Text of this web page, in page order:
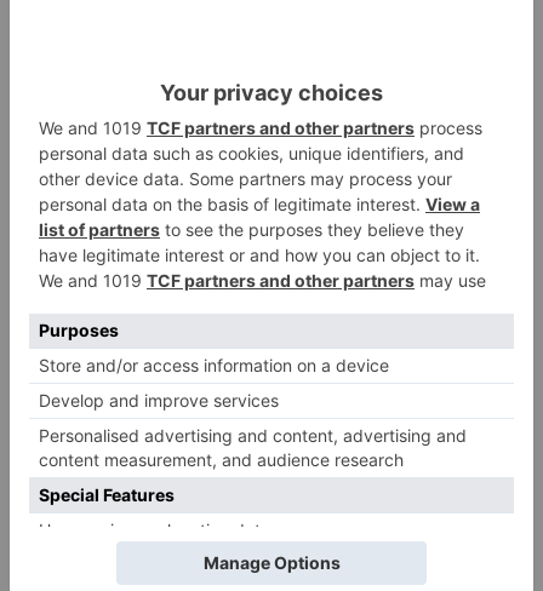
nada más alejado de la realidad. La gente que
nos dice eso nos han enseñado que hay que
meterles un 'block' y siguiente", explica.
El recetario de los Serrano, al estilo MiniChef
Las recetas que comparten son normalmente la
comida de la familia Serrano, pero no dejan de
escuchar a su público: "Sí, algunas veces nos
piden ciertas cosas y las hemos hecho, pero
normalmente son cosas que comemos en casa,
cosas que nos gustan y que queremos hacer".
En su recetario podemos encontrar desde
champiñones rellenos hasta carrillada en salsa
pasando por paté de queso, tarta de galletas,